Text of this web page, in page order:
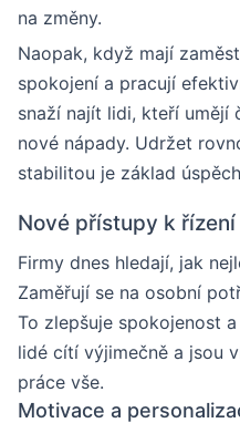
na změny.
Naopak, když mají
spokojení a pracují
snaží najít lidi, kteří umějí
nové nápady. Udržet
stabilitou je základ
Nové přístupy k
Firmy dnes hledají, jak
Zaměřují se na osobní
To zlepšuje spokojenost
lidé cítí výjimečně a jsou
práce vše.
Motivace a